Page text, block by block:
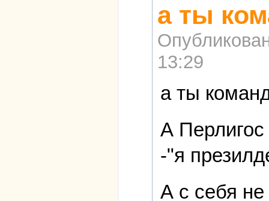
а ты
13:29
а ты
А Перлигос
-"я
А с себя не